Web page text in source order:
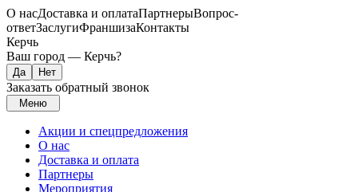
О насДоставка и оплатаПартнерыВопрос-
ответЗаслугиФраншизаКонтакты
Керчь
Ваш город — Керчь?
Заказать обратный звонок
Меню
Акции и спецпредложения
О нас
Доставка и оплата
Партнеры
Мероприятия